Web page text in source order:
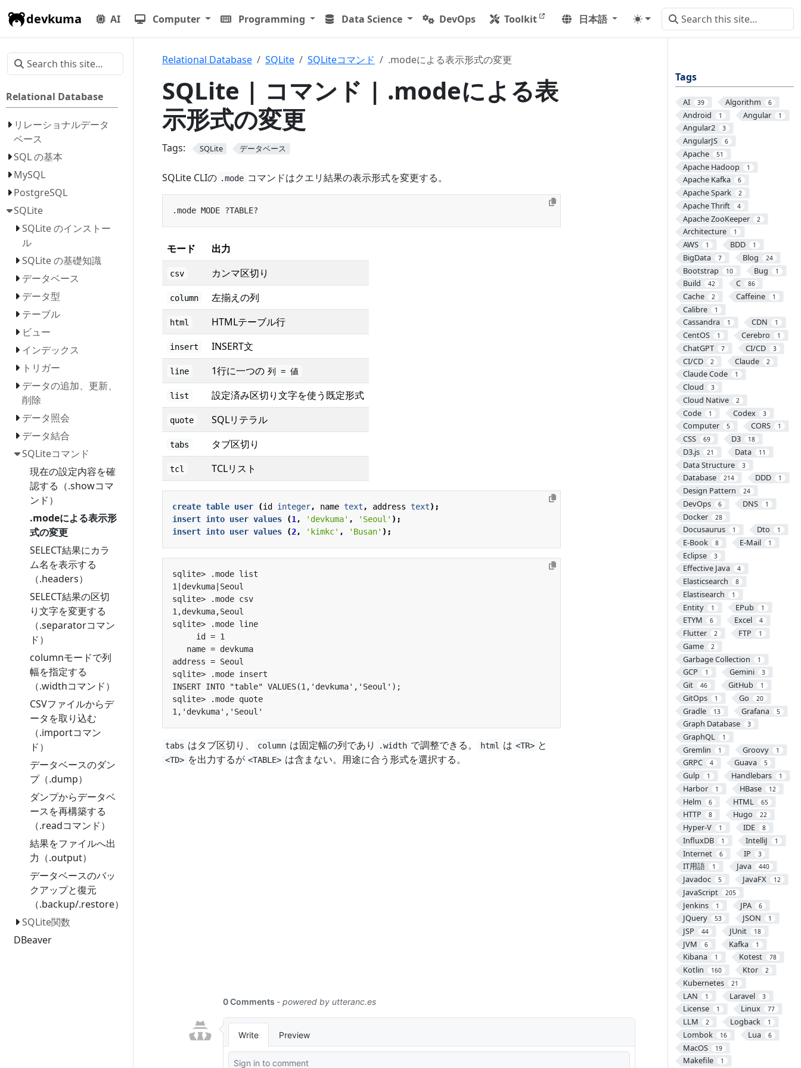
devkuma AI Computer Programming Data Science DevOps Toolkit 日本語
Relational Database
リレーショナルデータ
ベース
SQL の基本
MySQL
PostgreSQL
SQLite
SQLite のインストー
ル
SQLite の基礎知識
データベース
データ型
テーブル
ビュー
インデックス
トリガー
データの追加、更新、
削除
データ照会
データ結合
SQLiteコマンド
現在の設定内容を確
認する（.showコマ
ンド）
.modeによる表示形
式の変更
SELECT結果にカラ
ム名を表示する
（.headers）
SELECT結果の区切
り文字を変更する
（.separatorコマン
ド）
columnモードで列
幅を指定する
（.widthコマンド）
CSVファイルからデ
ータを取り込む
（.importコマン
ド）
データベースのダン
プ（.dump）
ダンプからデータベ
ースを再構築する
（.readコマンド）
結果をファイルへ出
力（.output）
データベースのバッ
クアップと復元
（.backup/.restore）
SQLite関数
DBeaver
Tags
AI 39 Algorithm 6
Android 1 Angular 1
Angular2 3
AngularJS 6
Apache 51
Apache Hadoop 1
Apache Kafka 6
Apache Spark 2
Apache Thrift 4
Apache ZooKeeper 2
Architecture 1
AWS 1 BDD 1
BigData 7 Blog 24
Bootstrap 10 Bug 1
Build 42 C 86
Cache 2 Caffeine 1
Calibre 1
Cassandra 1 CDN 1
CentOS 1 Cerebro 1
ChatGPT 7 CI/CD 3
CI/CD 2 Claude 2
Claude Code 1
Cloud 3
Cloud Native 2
Code 1 Codex 3
Computer 5 CORS 1
CSS 69 D3 18
D3.js 21 Data 11
Data Structure 3
Database 214 DDD 1
Design Pattern 24
DevOps 6 DNS 1
Docker 28
Docusaurus 1 Dto 1
E-Book 8 E-Mail 1
Eclipse 3
Effective Java 4
Elasticsearch 8
Elastisearch 1
Entity 1 EPub 1
ETYM 6 Excel 4
Flutter 2 FTP 1
Game 2
Garbage Collection 1
GCP 1 Gemini 3
Git 46 GitHub 1
GitOps 1 Go 20
Gradle 13 Grafana 5
Graph Database 3
GraphQL 1
Gremlin 1 Groovy 1
GRPC 4 Guava 5
Gulp 1 Handlebars 1
Harbor 1 HBase 12
Helm 6 HTML 65
HTTP 8 Hugo 22
Hyper-V 1 IDE 8
InfluxDB 1 IntelliJ 1
Internet 6 IP 3
IT用語 1 Java 440
Javadoc 5 JavaFX 12
JavaScript 205
Jenkins 1 JPA 6
JQuery 53 JSON 1
JSP 44 JUnit 18
JVM 6 Kafka 1
Kibana 1 Kotest 78
Kotlin 160 Ktor 2
Kubernetes 21
LAN 1 Laravel 3
License 1 Linux 77
LLM 2 Logback 1
Lombok 16 Lua 6
MacOS 19
Makefile 1
Relational Database SQLite SQLiteコマンド .modeによる表示形式の変更
SQLite | コマンド | .modeによる表
示形式の変更
Tags: SQLite データベース
SQLite CLIの .mode コマンドはクエリ結果の表示形式を変更する。
モード 出力
csv カンマ区切り
column 左揃えの列
html HTMLテーブル行
insert INSERT文
line 1行に一つの 列 = 値
list 設定済み区切り文字を使う既定形式
quote SQLリテラル
tabs タブ区切り
tcl TCLリスト
create table user (id integer, name text , address text);
insert into user values (1 , 'devkuma' , 'Seoul' );
insert into user values (2, 'kimkc' , 'Busan' );
tabs はタブ区切り、 column は固定幅の列であり .width で調整できる。 html は <TR> と
<TD> を出力するが <TABLE> は含まない。用途に合う形式を選択する。